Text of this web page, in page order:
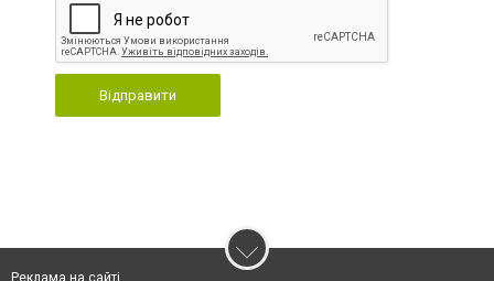
Відправити
Реклама на сайті